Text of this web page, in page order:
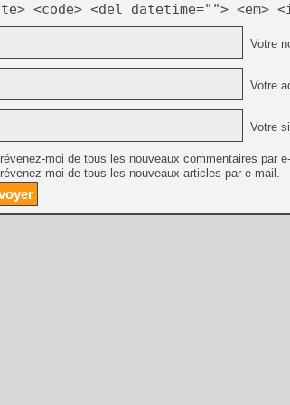
<code> <del datetime="">
Votre
Votre
Votre
moi de tous les nouveaux commentaires par
moi de tous les nouveaux articles par e-mail.